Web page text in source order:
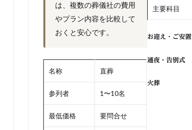
は、複数の葬儀社の費用
やプラン内容を比較して
おくと安心です。
名称 直葬
参列者 1〜10名
最低価格 要問合せ
主要科目
お迎え・ご安置
通夜・告別式
火葬